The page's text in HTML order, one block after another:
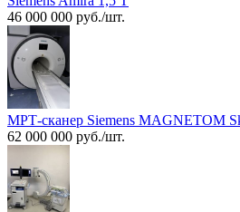
46 000 000 руб./шт.
МРТ-сканер Siemens MAGNETOM
62 000 000 руб./шт.